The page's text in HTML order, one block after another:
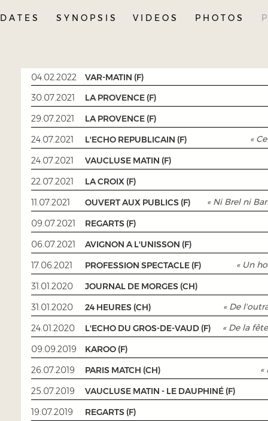
D A T E S S Y N O P S I S V I D E O S P H O T O S
04.02.2022
VAR-MATIN (F)
30.07.2021
LA PROVENCE (F)
29.07.2021
LA PROVENCE (F)
24.07.2021
«
L'ECHO REPUBLICAIN (F)
24.07.2021
VAUCLUSE MATIN (F)
22.07.2021
LA CROIX (F)
11.07.2021
« Ni Brel ni
OUVERT AUX PUBLICS (F)
09.07.2021
REGARTS (F)
06.07.2021
AVIGNON A L'UNISSON (F)
17.06.2021
« Un
PROFESSION SPECTACLE (F)
31.01.2020
JOURNAL DE MORGES (CH)
31.01.2020
« De
24 HEURES (CH)
24.01.2020
« De la
L'ECHO DU GROS-DE-VAUD (F)
09.09.2019
KAROO (F)
26.07.2019
«
PARIS MATCH (CH)
25.07.2019
VAUCLUSE MATIN - LE DAUPHINÉ (F)
19.07.2019
REGARTS (F)